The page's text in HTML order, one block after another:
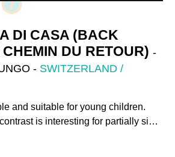
DI CASA (BACK
DU RETOUR) -
- SWITZERLAND /
and suitable for young children.
is interesting for partially si…